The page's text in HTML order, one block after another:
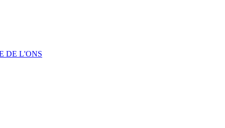
DE L'ONS